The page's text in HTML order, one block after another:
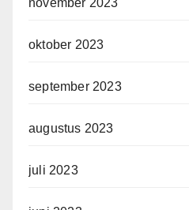
oktober 2023
september 2023
augustus 2023
juli 2023